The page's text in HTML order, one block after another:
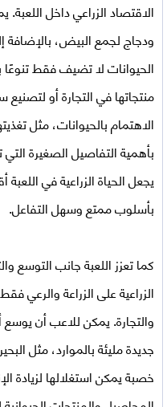
الاقتصاد الزراعي داخل اللعبة.
ودجاج لجمع البيض،
الحيوانات لا تضيف فقط
منتجاتها في التجارة أو
الاهتمام بالحيوانات، مثل
بأهمية التفاصيل الصغيرة
يجعل الحياة الزراعية في
بأسلوب ممتع وسهل التفاعل.
كما تعزز اللعبة جانب التوسع
الزراعية على الزراعة
والتجارة. يمكن للاعب أن
جديدة مليئة بالموارد، مثل
خصبة يمكن استغلالها لزيادة